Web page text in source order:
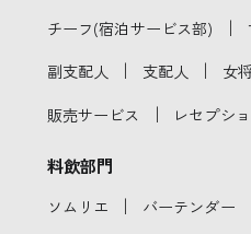
チーフ(宿泊サービス部) ｜
副支配人 ｜ 支配人 ｜ 女
販売サービス ｜ レセプシ
料飲部門
ソムリエ ｜ バーテンダー